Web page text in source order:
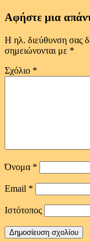
Αφήστε μια
Η ηλ. διεύθυνση σας
σημειώνονται με *
Σχόλιο *
Όνομα *
Email *
Ιστότοπος